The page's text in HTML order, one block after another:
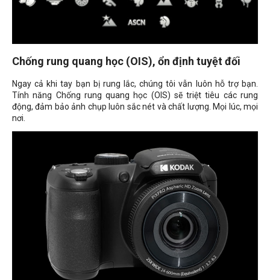
Chống rung quang học (OIS), ổn định tuyệt đối
Ngay cả khi tay bạn bị rung lắc, chúng tôi vẫn luôn hỗ trợ bạn.
Tính năng Chống rung quang học (OIS) sẽ triệt tiêu các rung
động, đảm bảo ảnh chụp luôn sắc nét và chất lượng. Mọi lúc, mọi
nơi.